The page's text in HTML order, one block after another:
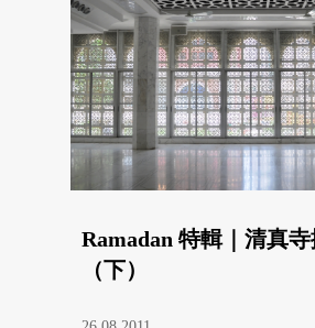
Ramadan 特輯｜清真
（下）